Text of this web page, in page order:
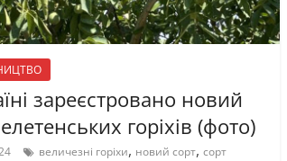
зареєстровано новий
горіхів (фото)
величезні горіхи, новий сорт,сорт